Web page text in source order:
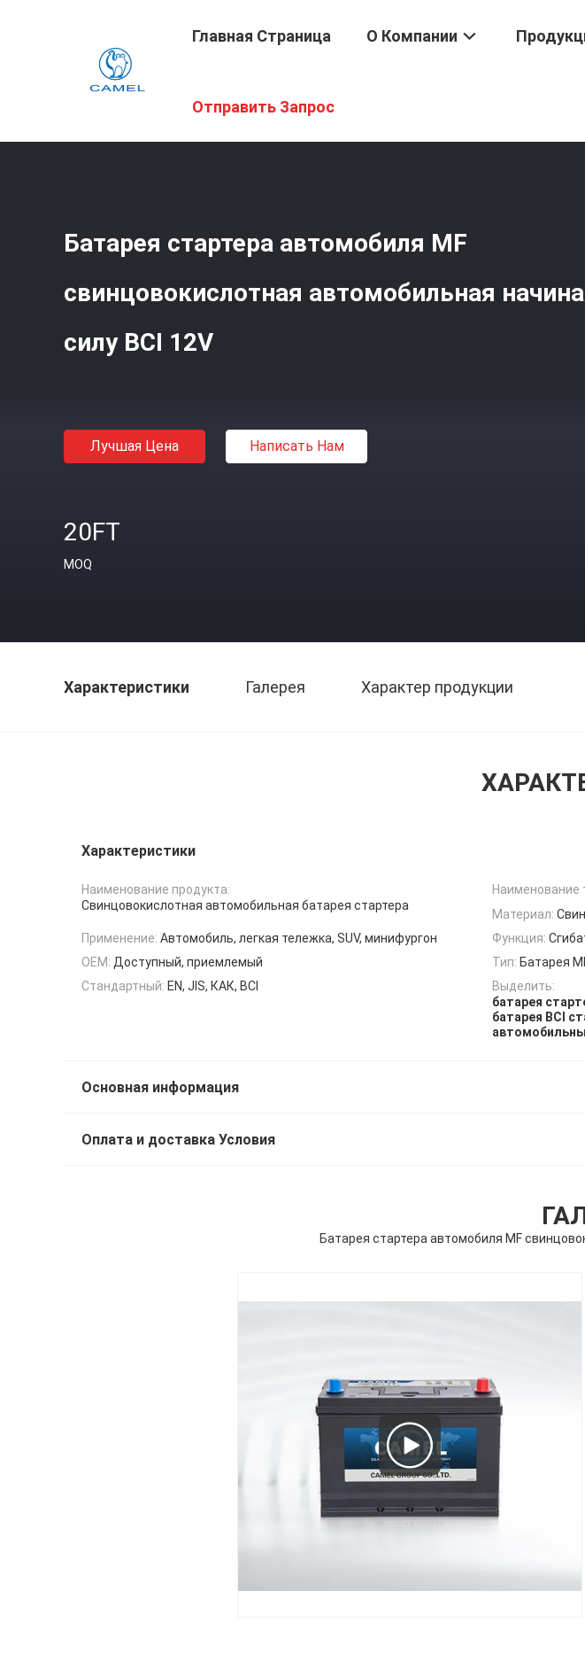
Главная Страница О Компании
Отправить Запрос
Главная Страница
Батарея стартера автомобиля MF
свинцовокислотная автомобильная
силу BCI 12V
Лучшая Цена Написать Нам
20FT
MOQ
Характеристики Галерея Характер продукции
Характеристики
Наименование продукта:
Свинцовокислотная автомобильная батарея стартера
Наименование
Материал:
Применение: Автомобиль, легкая тележка, SUV, минифургон Функция:
OEM: Доступный, приемлемый Тип: Батарея
Стандартный: EN, JIS, КАК, BCI
Выделить:
батарея
батарея BCI
Основная информация
Оплата и доставка Условия
Батарея стартера автомобиля MF